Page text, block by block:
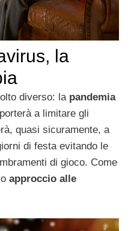
la
diverso: la pandemia
a limitare gli
quasi sicuramente, a
di festa evitando le
di gioco. Come
approccio alle